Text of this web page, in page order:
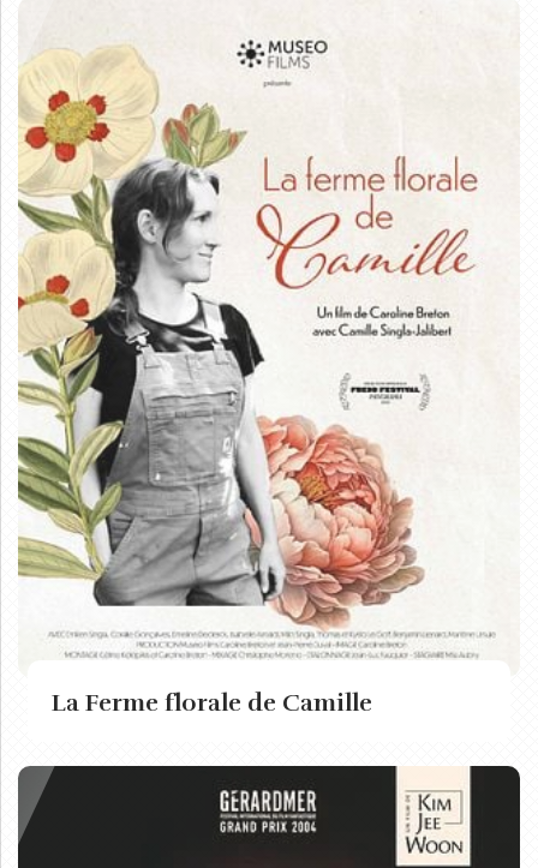
La Ferme florale de Camille